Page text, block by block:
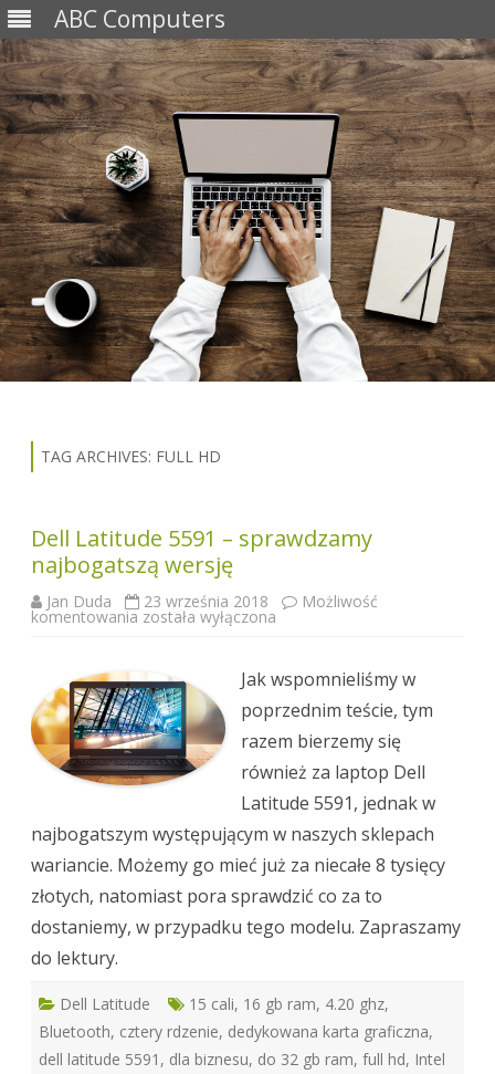
ABC Computers
TAG ARCHIVES: FULL HD
Dell Latitude 5591 – sprawdzamy
najbogatszą wersję
Jan Duda 23 września 2018 Możliwość
komentowania Dell
sprawdzamy
najbogatszą
wersję
została wyłączona
Jak wspomnieliśmy w
poprzednim teście, tym
razem bierzemy się
również za laptop Dell
Latitude 5591, jednak w
najbogatszym występującym w naszych sklepach
wariancie. Możemy go mieć już za niecałe 8 tysięcy
złotych, natomiast pora sprawdzić co za to
dostaniemy, w przypadku tego modelu. Zapraszamy
do lektury.
Dell Latitude 15 cali, 16 gb ram, 4.20 ghz,
Bluetooth, cztery rdzenie, dedykowana karta graficzna,
dell latitude 5591 , dla biznesu, do 32 gb ram, full hd, Intel